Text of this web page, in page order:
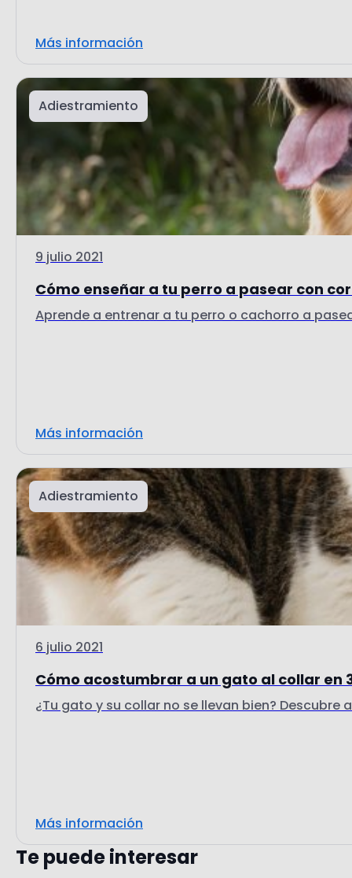
Más información
Adiestramiento
9 julio 2021
Cómo enseñar a tu perro a pasear con
Aprende a entrenar a tu perro o cachorro a
Más información
Adiestramiento
6 julio 2021
Cómo acostumbrar a un gato al collar en
¿Tu gato y su collar no se llevan bien? Descubre
Más información
Te puede interesar